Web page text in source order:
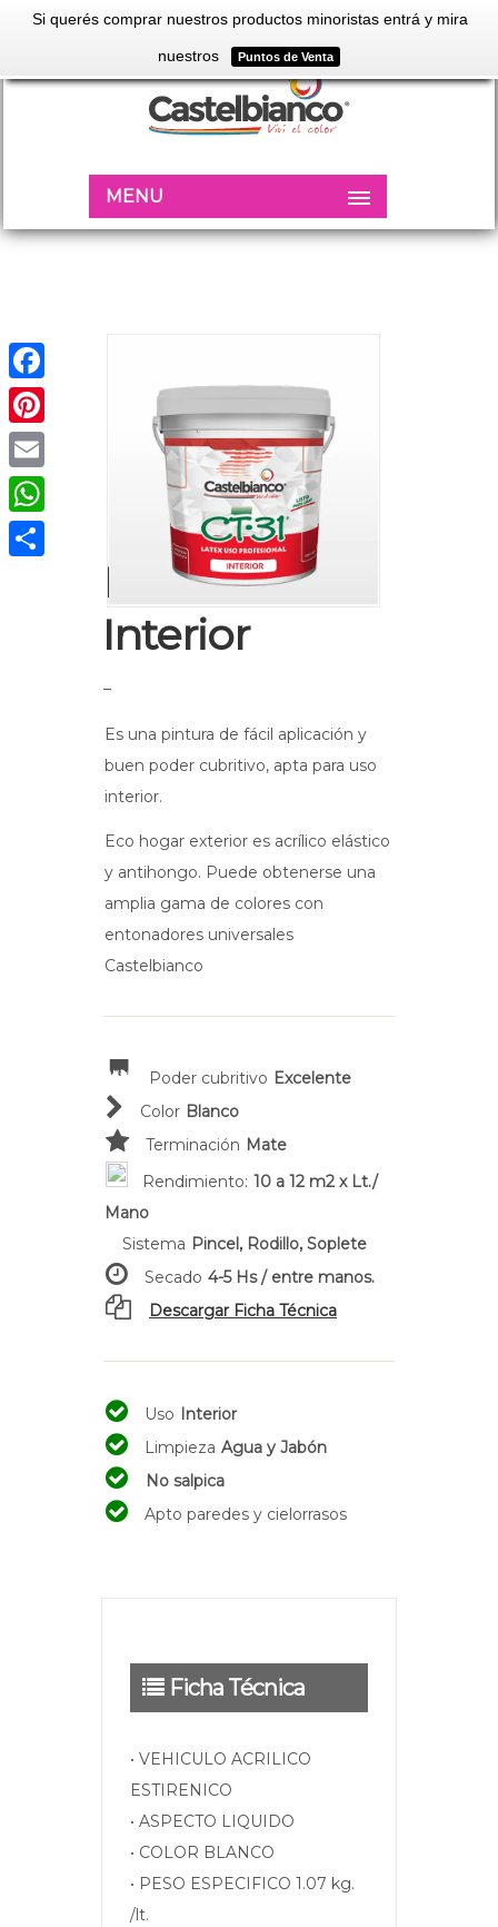
Si querés comprar nuestros productos minoristas entrá y mira
nuestros Puntos de Venta
MENU
Látex CT31 –
Interior
–
Es una pintura de fácil aplicación y
buen poder cubritivo, apta para uso
interior.
Eco hogar exterior es acrílico elástico
y antihongo. Puede obtenerse una
amplia gama de colores con
entonadores universales
Castelbianco
Poder cubritivo Excelente
Color Blanco
Terminación Mate
Rendimiento: 10 a 12 m2 x Lt./
Mano
Sistema Pincel, Rodillo, Soplete
Secado 4-5 Hs / entre manos.
Descargar Ficha Técnica
Uso Interior
Limpieza Agua y Jabón
No salpica
Apto paredes y cielorrasos
Ficha Técnica
• VEHICULO ACRILICO
ESTIRENICO
• ASPECTO LIQUIDO
• COLOR BLANCO
• PESO ESPECIFICO 1.07 kg.
/lt.
Facebook
Pinterest
Email
WhatsApp